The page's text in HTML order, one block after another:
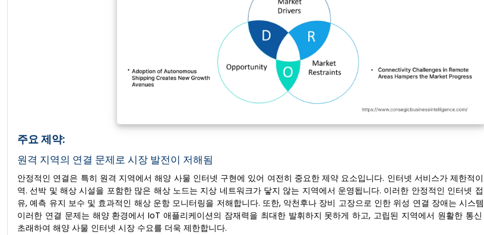
주요 제약:
원격 지역의 연결 문제로 시장 발전이 저해됨
안정적인 연결은 특히 원격 지역에서 해양 사물 인터넷 구현에 있어 여전히 중요한 제약 요소입니다. 인터넷 서비스가 제한적
역. 선박 및 해상 시설을 포함한 많은 해상 노드는 지상 네트워크가 닿지 않는 지역에서 운영됩니다. 이러한 안정적인 인터넷
유, 예측 유지 보수 및 효과적인 해상 운항 모니터링을 저해합니다. 또한, 악천후나 장비 고장으로 인한 위성 연결 장애는 시스
이러한 연결 문제는 해양 환경에서 IoT 애플리케이션의 잠재력을 최대한 발휘하지 못하게 하고, 고립된 지역에서 원활한 통
초래하여 해양 사물 인터넷 시장 수요를 더욱 제한합니다.